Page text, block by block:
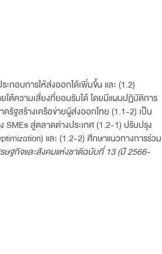
อบการให้ส่งออกได้เพิ่มขึ้น และ (1.2)
ต้ความเสี่ยงที่ยอมรับได้โดยมีแผนปฏิบัติการ
รัฐสร้างเครือข่ายผู้ส่งออกไทย (1.1-2) เป็น
สู่ตลาดต่างประเทศ (1.2-1) ปรับปรุง
และ (1.2-2) ศึกษาแนวทางการร่วม
ษฐกิจและสังคมแห่งชาติฉบับที่ 13 (ปี 2566-